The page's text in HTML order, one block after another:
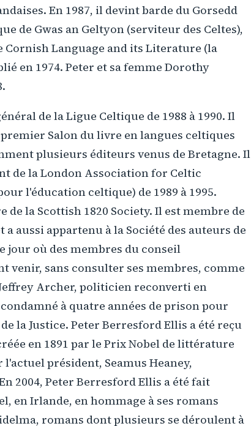
En 1987, il devint barde du Gorsedd
de Gwas an Geltyon (serviteur des Celtes),
Language and its Literature (la
en 1974. Peter et sa femme Dorothy
de la Ligue Celtique de 1988 à 1990. Il
Salon du livre en langues celtiques
plusieurs éditeurs venus de Bretagne. Il
de la London Association for Celtic
l'éducation celtique) de 1989 à 1995.
la Scottish 1820 Society. Il est membre de
aussi appartenu à la Société des auteurs de
jour où des membres du conseil
venir, sans consulter ses membres, comme
Archer, politicien reconverti en
à quatre années de prison pour
la Justice. Peter Berresford Ellis a été reçu
en 1891 par le Prix Nobel de littérature
président, Seamus Heaney,
2004, Peter Berresford Ellis a été fait
en Irlande, en hommage à ses romans
romans dont plusieurs se déroulent à